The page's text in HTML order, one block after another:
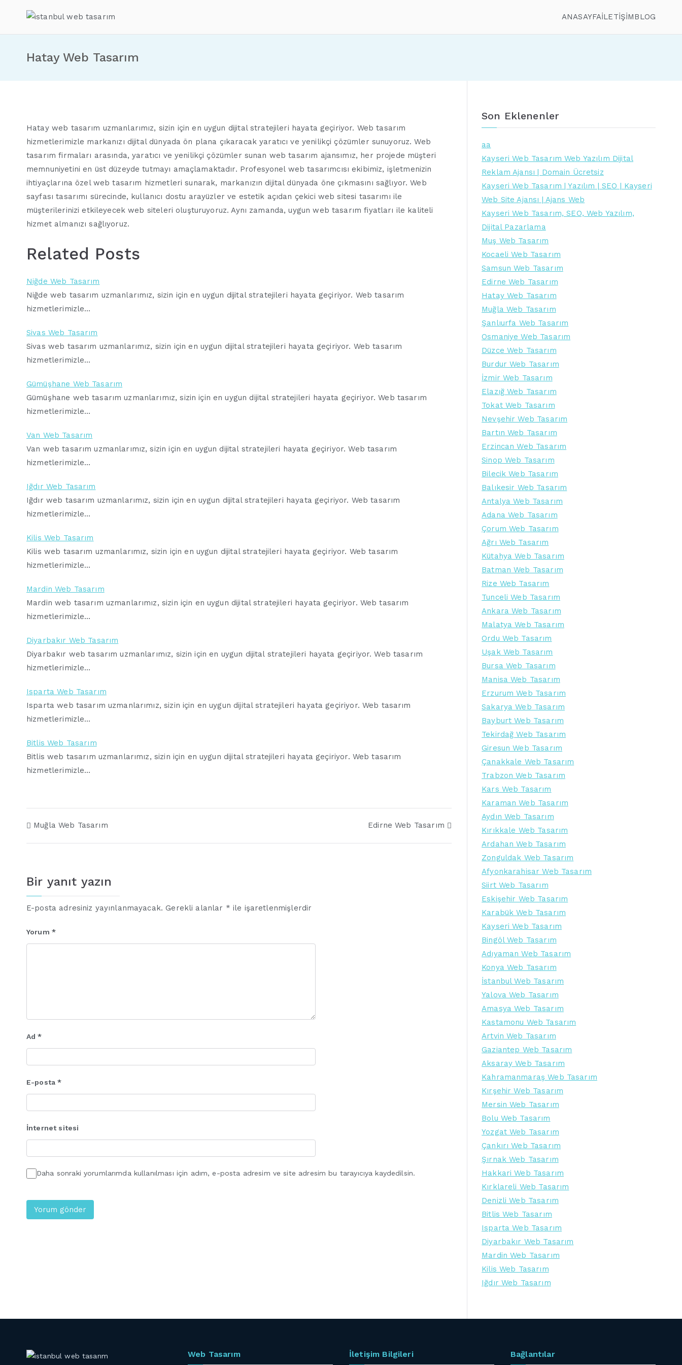
ANASAYFAİLETİŞİMBLOG
Hatay Web Tasarım
Hatay web tasarım uzmanlarımız, sizin için en uygun dijital stratejileri hayata geçiriyor. Web tasarım
hizmetlerimizle markanızı dijital dünyada ön plana çıkaracak yaratıcı ve yenilikçi çözümler sunuyoruz. Web
tasarım firmaları arasında, yaratıcı ve yenilikçi çözümler sunan web tasarım ajansımız, her projede müşteri
memnuniyetini en üst düzeyde tutmayı amaçlamaktadır. Profesyonel web tasarımcısı ekibimiz, işletmenizin
ihtiyaçlarına özel web tasarım hizmetleri sunarak, markanızın dijital dünyada öne çıkmasını sağlıyor. Web
sayfası tasarımı sürecinde, kullanıcı dostu arayüzler ve estetik açıdan çekici web sitesi tasarımı ile
müşterilerinizi etkileyecek web siteleri oluşturuyoruz. Aynı zamanda, uygun web tasarım fiyatları ile kaliteli
hizmet almanızı sağlıyoruz.
Related Posts
Niğde Web Tasarım
Niğde web tasarım uzmanlarımız, sizin için en uygun dijital stratejileri hayata geçiriyor. Web tasarım
hizmetlerimizle…
Sivas Web Tasarım
Sivas web tasarım uzmanlarımız, sizin için en uygun dijital stratejileri hayata geçiriyor. Web tasarım
hizmetlerimizle…
Gümüşhane Web Tasarım
Gümüşhane web tasarım uzmanlarımız, sizin için en uygun dijital stratejileri hayata geçiriyor. Web tasarım
hizmetlerimizle…
Van Web Tasarım
Van web tasarım uzmanlarımız, sizin için en uygun dijital stratejileri hayata geçiriyor. Web tasarım
hizmetlerimizle…
Iğdır Web Tasarım
Iğdır web tasarım uzmanlarımız, sizin için en uygun dijital stratejileri hayata geçiriyor. Web tasarım
hizmetlerimizle…
Kilis Web Tasarım
Kilis web tasarım uzmanlarımız, sizin için en uygun dijital stratejileri hayata geçiriyor. Web tasarım
hizmetlerimizle…
Mardin Web Tasarım
Mardin web tasarım uzmanlarımız, sizin için en uygun dijital stratejileri hayata geçiriyor. Web tasarım
hizmetlerimizle…
Diyarbakır Web Tasarım
Diyarbakır web tasarım uzmanlarımız, sizin için en uygun dijital stratejileri hayata geçiriyor. Web tasarım
hizmetlerimizle…
Isparta Web Tasarım
Isparta web tasarım uzmanlarımız, sizin için en uygun dijital stratejileri hayata geçiriyor. Web tasarım
hizmetlerimizle…
Bitlis Web Tasarım
Bitlis web tasarım uzmanlarımız, sizin için en uygun dijital stratejileri hayata geçiriyor. Web tasarım
hizmetlerimizle…
Yazı
gezinmesi
Muğla Web Tasarım Edirne Web Tasarım
Bir yanıt yazın
E-posta adresiniz yayınlanmayacak. Gerekli alanlar * ile işaretlenmişlerdir
Yorum *
Ad*
E-posta*
İnternet sitesi
Daha sonraki yorumlarımda kullanılması için adım, e-posta adresim ve site adresim bu tarayıcıya kaydedilsin.
Son Eklenenler
aa
Kayseri Web Tasarım Web Yazılım Dijital
Reklam Ajansı | Domain Ücretsiz
Kayseri Web Tasarım | Yazılım | SEO | Kayseri
Web Site Ajansı | Ajans Web
Kayseri Web Tasarım, SEO, Web Yazılım,
Dijital Pazarlama
Muş Web Tasarım
Kocaeli Web Tasarım
Samsun Web Tasarım
Edirne Web Tasarım
Hatay Web Tasarım
Muğla Web Tasarım
Şanlıurfa Web Tasarım
Osmaniye Web Tasarım
Düzce Web Tasarım
Burdur Web Tasarım
İzmir Web Tasarım
Elazığ Web Tasarım
Tokat Web Tasarım
Nevşehir Web Tasarım
Bartın Web Tasarım
Erzincan Web Tasarım
Sinop Web Tasarım
Bilecik Web Tasarım
Balıkesir Web Tasarım
Antalya Web Tasarım
Adana Web Tasarım
Çorum Web Tasarım
Ağrı Web Tasarım
Kütahya Web Tasarım
Batman Web Tasarım
Rize Web Tasarım
Tunceli Web Tasarım
Ankara Web Tasarım
Malatya Web Tasarım
Ordu Web Tasarım
Uşak Web Tasarım
Bursa Web Tasarım
Manisa Web Tasarım
Erzurum Web Tasarım
Sakarya Web Tasarım
Bayburt Web Tasarım
Tekirdağ Web Tasarım
Giresun Web Tasarım
Çanakkale Web Tasarım
Trabzon Web Tasarım
Kars Web Tasarım
Karaman Web Tasarım
Aydın Web Tasarım
Kırıkkale Web Tasarım
Ardahan Web Tasarım
Zonguldak Web Tasarım
Afyonkarahisar Web Tasarım
Siirt Web Tasarım
Eskişehir Web Tasarım
Karabük Web Tasarım
Kayseri Web Tasarım
Bingöl Web Tasarım
Adıyaman Web Tasarım
Konya Web Tasarım
İstanbul Web Tasarım
Yalova Web Tasarım
Amasya Web Tasarım
Kastamonu Web Tasarım
Artvin Web Tasarım
Gaziantep Web Tasarım
Aksaray Web Tasarım
Kahramanmaraş Web Tasarım
Kırşehir Web Tasarım
Mersin Web Tasarım
Bolu Web Tasarım
Yozgat Web Tasarım
Çankırı Web Tasarım
Şırnak Web Tasarım
Hakkari Web Tasarım
Kırklareli Web Tasarım
Denizli Web Tasarım
Bitlis Web Tasarım
Isparta Web Tasarım
Diyarbakır Web Tasarım
Mardin Web Tasarım
Kilis Web Tasarım
Iğdır Web Tasarım
Web Tasarım İletişim Bilgileri Bağlantılar